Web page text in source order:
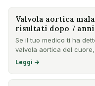
Valvola aortica
risultati dopo 7 anni
Se il tuo medico ti ha
valvola aortica del
Leggi →